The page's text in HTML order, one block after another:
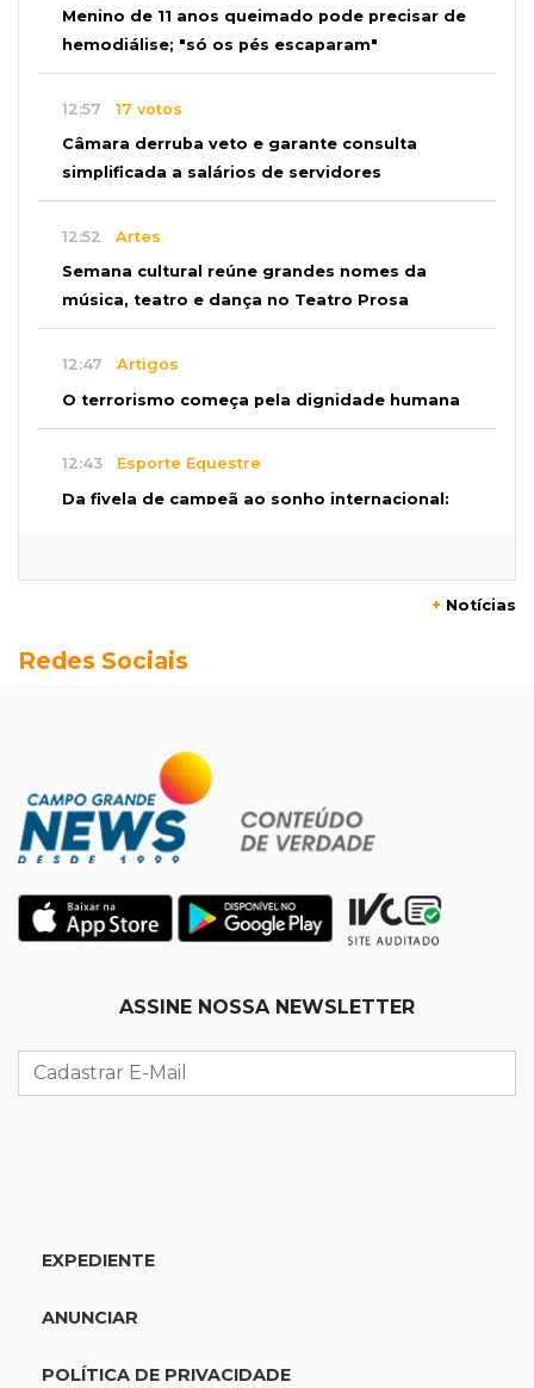
Menino de 11 anos queimado pode precisar de
hemodiálise; "só os pés escaparam"
12:57 17 votos
Câmara derruba veto e garante consulta
simplificada a salários de servidores
12:52 Artes
Semana cultural reúne grandes nomes da
música, teatro e dança no Teatro Prosa
12:47 Artigos
O terrorismo começa pela dignidade humana
12:43 Esporte Equestre
Da fivela de campeã ao sonho internacional:
alvo por R$ 100 milhões em contratos
Defesa Civil descarta cenário extremo com
chegada de ciclone
12:12 Natureza
temporada reprodutiva no Pantanal
Após apagão, comerciantes contabilizam
Dupla troca a 'sofrência' por alerta contra a
+ Notícias
Redes Sociais
ASSINE NOSSA NEWSLETTER
EXPEDIENTE
ANUNCIAR
POLÍTICA DE PRIVACIDADE